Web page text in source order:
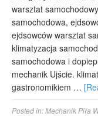
warsztat
samochodowa,
ejdsowców warsztat
klimatyzacja
samochodowa i
mechanik Ujście.
gastronomikiem …
Posted in:Mechanik Piła